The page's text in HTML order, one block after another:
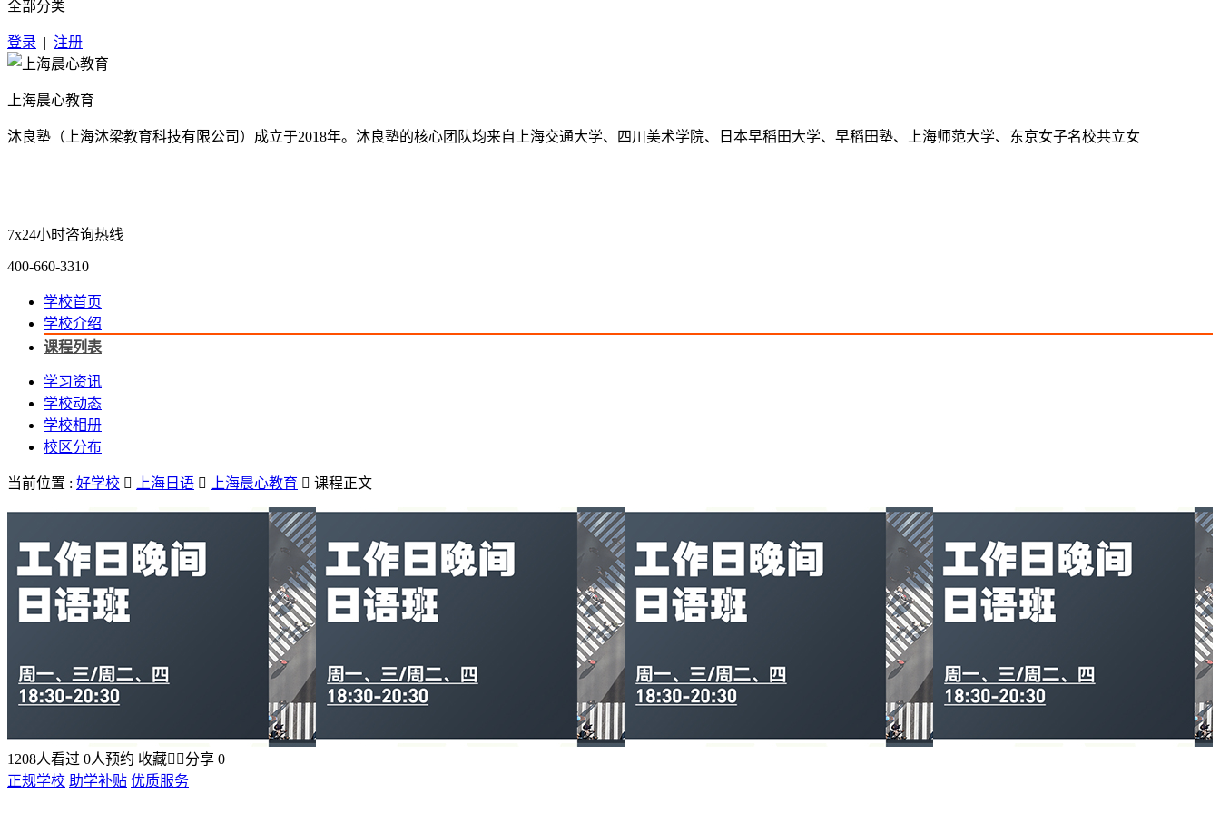
全部分类
登录 | 注册
上海晨心教育
沐良塾（上海沐梁教育科技有限公司）成立于2018年。沐良塾的核心团队均来自上海交通大学、四川美术学院、日本早稻田大学、早稻田塾、上海师范大学、东京女子名校共立女
7x24小时咨询热线
400-660-3310
学校首页
学校介绍
课程列表
学习资讯
学校动态
学校相册
校区分布
当前位置 : 好学校  上海日语  上海晨心教育  课程正文
1208人看过 0人预约 收藏 分享 0
正规学校 助学补贴 优质服务